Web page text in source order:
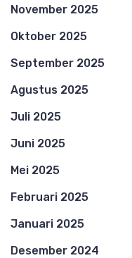
November 2025
Oktober 2025
September 2025
Agustus 2025
Juli 2025
Juni 2025
Mei 2025
Februari 2025
Januari 2025
Desember 2024